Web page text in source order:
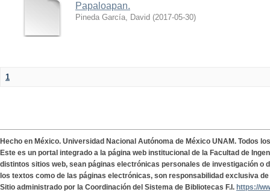
Papaloapan.
Pineda García, David (2017-05-30)
1
Hecho en México. Universidad Nacional Autónoma de México UNAM. Todos
Este es un portal integrado a la página web institucional de la Facultad de
distintos sitios web, sean páginas electrónicas personales de investigación o
los textos como de las páginas electrónicas, son responsabilidad exclusiva
Sitio administrado por la Coordinación del Sistema de Bibliotecas F.I. https://